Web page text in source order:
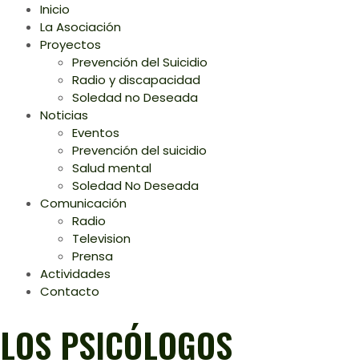
Inicio
La Asociación
Proyectos
Prevención del Suicidio
Radio y discapacidad
Soledad no Deseada
Noticias
Eventos
Prevención del suicidio
Salud mental
Soledad No Deseada
Comunicación
Radio
Television
Prensa
Actividades
Contacto
LOS PSICÓLOGOS